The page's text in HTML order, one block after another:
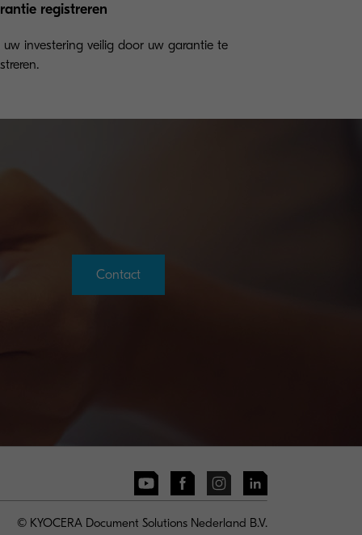
registreren
uw investering veilig door uw garantie te
Contact
© KYOCERA Document Solutions Nederland B.V.